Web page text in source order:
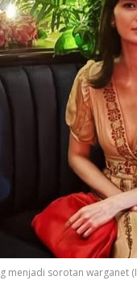
menjadi sorotan warganet